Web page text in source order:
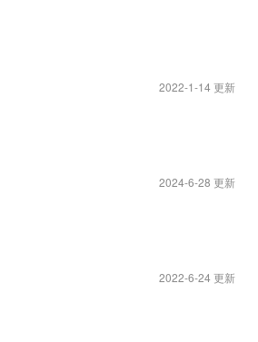
2022-1-14 更新
2024-6-28 更新
2022-6-24 更新